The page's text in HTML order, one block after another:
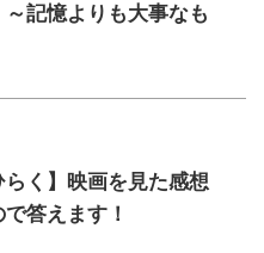
～記憶よりも大事なも
らく】映画を見た感想
答えます！